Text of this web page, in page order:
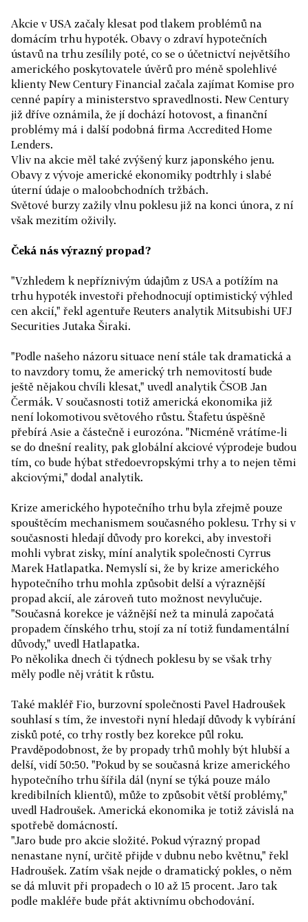
Akcie v USA začaly klesat pod tlakem problémů na
domácím trhu hypoték. Obavy o zdraví hypotečních
ústavů na trhu zesílily poté, co se o účetnictví největšího
amerického poskytovatele úvěrů pro méně spolehlivé
klienty New Century Financial začala zajímat Komise pro
cenné papíry a ministerstvo spravedlnosti. New Century
již dříve oznámila, že jí dochází hotovost, a finanční
problémy má i další podobná firma Accredited Home
Lenders.
Vliv na akcie měl také zvýšený kurz japonského jenu.
Obavy z vývoje americké ekonomiky podtrhly i slabé
úterní údaje o maloobchodních tržbách.
Světové burzy zažily vlnu poklesu již na konci února, z ní
však mezitím oživily.
Čeká nás výrazný propad?
"Vzhledem k nepříznivým údajům z USA a potížím na
trhu hypoték investoři přehodnocují optimistický výhled
cen akcií," řekl agentuře Reuters analytik Mitsubishi UFJ
Securities Jutaka Širaki.
"Podle našeho názoru situace není stále tak dramatická a
to navzdory tomu, že americký trh nemovitostí bude
ještě nějakou chvíli klesat," uvedl analytik ČSOB Jan
Čermák. V současnosti totiž americká ekonomika již
není lokomotivou světového růstu. Štafetu úspěšně
přebírá Asie a částečně i eurozóna. "Nicméně vrátíme-li
se do dnešní reality, pak globální akciové výprodeje budou
tím, co bude hýbat středoevropskými trhy a to nejen těmi
akciovými," dodal analytik.
Krize amerického hypotečního trhu byla zřejmě pouze
spouštěcím mechanismem současného poklesu. Trhy si v
současnosti hledají důvody pro korekci, aby investoři
mohli vybrat zisky, míní analytik společnosti Cyrrus
Marek Hatlapatka. Nemyslí si, že by krize amerického
hypotečního trhu mohla způsobit delší a výraznější
propad akcií, ale zároveň tuto možnost nevylučuje.
"Současná korekce je vážnější než ta minulá započatá
propadem čínského trhu, stojí za ní totiž fundamentální
důvody," uvedl Hatlapatka.
Po několika dnech či týdnech poklesu by se však trhy
měly podle něj vrátit k růstu.
Také makléř Fio, burzovní společnosti Pavel Hadroušek
souhlasí s tím, že investoři nyní hledají důvody k vybírání
zisků poté, co trhy rostly bez korekce půl roku.
Pravděpodobnost, že by propady trhů mohly být hlubší a
delší, vidí 50:50. "Pokud by se současná krize amerického
hypotečního trhu šířila dál (nyní se týká pouze málo
kredibilních klientů), může to způsobit větší problémy,"
uvedl Hadroušek. Americká ekonomika je totiž závislá na
spotřebě domácností.
"Jaro bude pro akcie složité. Pokud výrazný propad
nenastane nyní, určitě přijde v dubnu nebo květnu," řekl
Hadroušek. Zatím však nejde o dramatický pokles, o něm
se dá mluvit při propadech o 10 až 15 procent. Jaro tak
podle makléře bude přát aktivnímu obchodování.